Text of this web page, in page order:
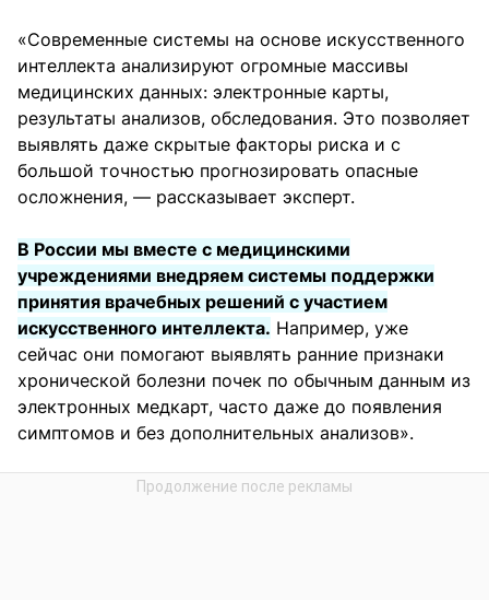
«Современные системы на основе искусственного
интеллекта анализируют огромные массивы
медицинских данных: электронные карты,
результаты анализов, обследования. Это позволяет
выявлять даже скрытые факторы риска и с
большой точностью прогнозировать опасные
осложнения, — рассказывает эксперт.
В России мы вместе с медицинскими
учреждениями внедряем системы поддержки
принятия врачебных решений с участием
искусственного интеллекта. Например, уже
сейчас они помогают выявлять ранние признаки
хронической болезни почек по обычным данным из
электронных медкарт, часто даже до появления
симптомов и без дополнительных анализов».